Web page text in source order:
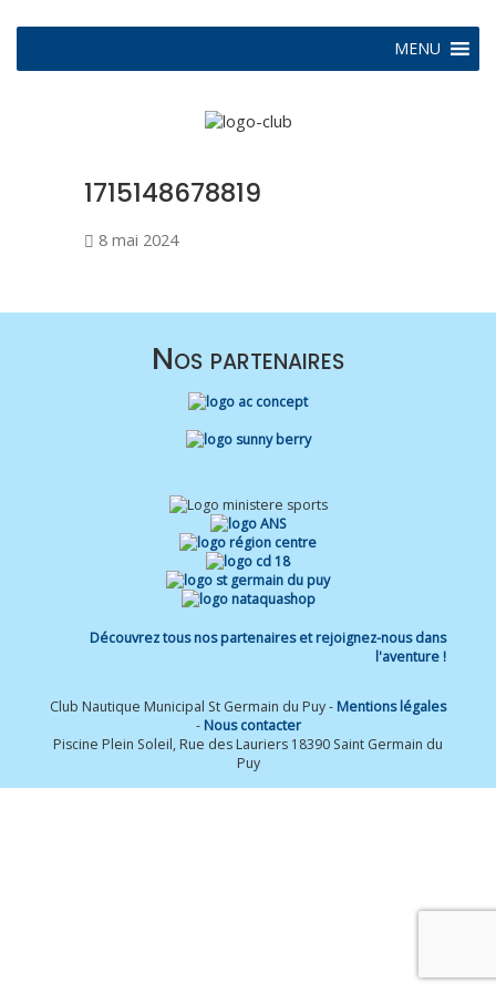
MENU
1715148678819
8 mai 2024
Nos partenaires
Découvrez tous nos partenaires et rejoignez-nous dans
l'aventure !
Club Nautique Municipal St Germain du Puy - Mentions légales
- Nous contacter
Piscine Plein Soleil, Rue des Lauriers 18390 Saint Germain du
Puy